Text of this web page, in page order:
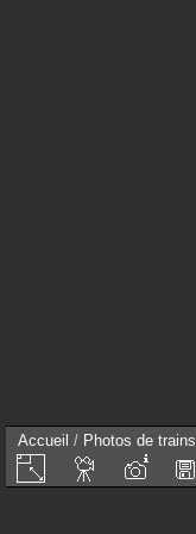
Accueil / Photos de trains